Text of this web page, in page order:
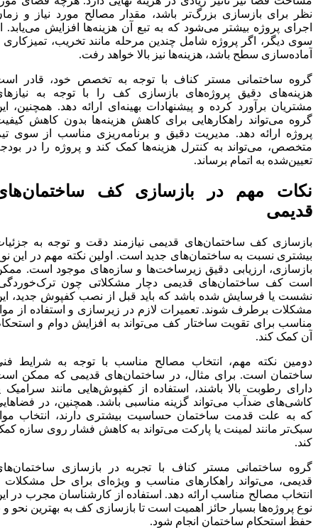
نظر برای بازسازی بزرگ‌تر باشد، مقدار مصالح مورد نیاز و زمان
اجرای پروژه بیشتر می‌شود که به تبع آن هزینه‌ها افزایش می‌یابد. از
سوی دیگر، اگر پروژه شامل چندین مرحله مانند تخریب، تمیزکاری و
آماده‌سازی سطح باشد، هزینه‌ها نیز بالا خواهد رفت.
گروه ساختمانی مستر کناف با توجه به تخصص خود، قادر است
هزینه‌های دقیق پروژه‌های بازسازی کف را با توجه به نیازهای
مشتریان برآورد کرده و پیشنهادات بهینه‌ای ارائه دهد. همچنین، این
گروه می‌تواند راهکارهایی برای کاهش هزینه‌ها بدون کاهش کیفیت
پروژه ارائه دهد. مدیریت دقیق و برنامه‌ریزی مناسب از سوی تیم
متخصص، می‌تواند به کنترل هزینه‌ها کمک کند و پروژه را در بودجه
تعیین‌شده به اتمام برساند.
نکات مهم در بازسازی کف ساختمان‌های
قدیمی
بازسازی کف ساختمان‌های قدیمی نیازمند دقت و توجه به جزئیات
بیشتری نسبت به ساختمان‌های جدید است. اولین نکته مهم در این نوع
بازسازی، ارزیابی دقیق زیرساخت‌ها و سازه‌های موجود است. ممکن
است کف ساختمان‌های قدیمی دچار مشکلاتی چون ترک‌خوردگی،
نشست یا فرسایش شده باشد که باید قبل از نصب کفپوش جدید، این
مشکلات برطرف شوند. تعمیرات لازم در زیرسازی و استفاده از مواد
مناسب برای تقویت ساختار کف می‌تواند به افزایش دوام و استحکام
آن کمک کند.
دومین نکته مهم، انتخاب مصالح مناسب با توجه به شرایط فنی
ساختمان است. برای مثال، در ساختمان‌های قدیمی که ممکن است
دارای رطوبت بالا باشند، استفاده از کفپوش‌هایی مانند سرامیک یا
کاشی‌های ضدآب می‌تواند گزینه مناسبی باشد. همچنین، در فضاهایی
که به علت قدمت ساختمان حساسیت بیشتری دارند، انتخاب مواد
سبک‌تر مانند لمینت یا پارکت می‌تواند به کاهش فشار روی سازه کمک
کند.
گروه ساختمانی مستر کناف با تجربه در بازسازی ساختمان‌های
قدیمی، می‌تواند راهکارهای مناسب و ویژه‌ای برای حل مشکلات و
انتخاب مصالح مناسب ارائه دهد. استفاده از کارشناسان مجرب در این
نوع پروژه‌ها بسیار حائز اهمیت است تا بازسازی کف به بهترین نحو و با
حفظ استحکام ساختمان انجام شود.